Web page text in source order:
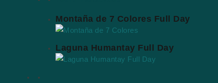
Montaña de 7 Colores Full Day
Laguna Humantay Full Day